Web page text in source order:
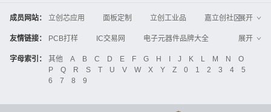
成员网站： 立创芯应用 面板定制 立创工业品
嘉立创社区
3D打印
嘉立创FPC 嘉立创PCB
嘉立创FA
Global Website LCSC
ZXHPCB
展开
友情链接： PCB打样 IC交易网
电子元器件品牌大全
中国IC网
智能电网 机电设备
电子工程网
晶振
电子技术应用 21icsearch
电子展
工业品采购
IC电子网 锂电池 集成灶
展开
字母索引： 其他 A B C D E F G H J K L M N
O
P
Q R S T U V W X Y Z 0 1 2 3 4
5
6
7 8 9